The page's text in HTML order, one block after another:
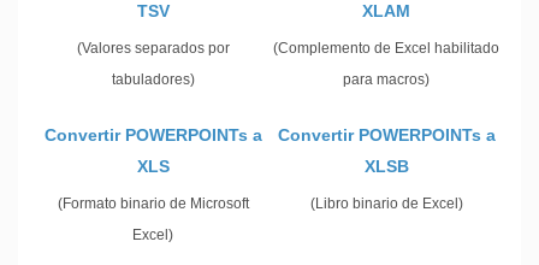
TSV
(Valores separados por
tabuladores)
XLAM
(Complemento de Excel habilitado
para macros)
Convertir POWERPOINTs a
XLS
(Formato binario de Microsoft
Excel)
Convertir POWERPOINTs a
XLSB
(Libro binario de Excel)